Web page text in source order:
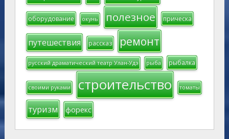
оборудование окунь полезное прическа
путешествия рассказ ремонт
русский драматический театр Улан-Удэ рыба рыбалка
своими руками строительство томаты
туризм форекс